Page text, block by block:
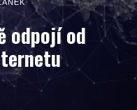
odpojí od